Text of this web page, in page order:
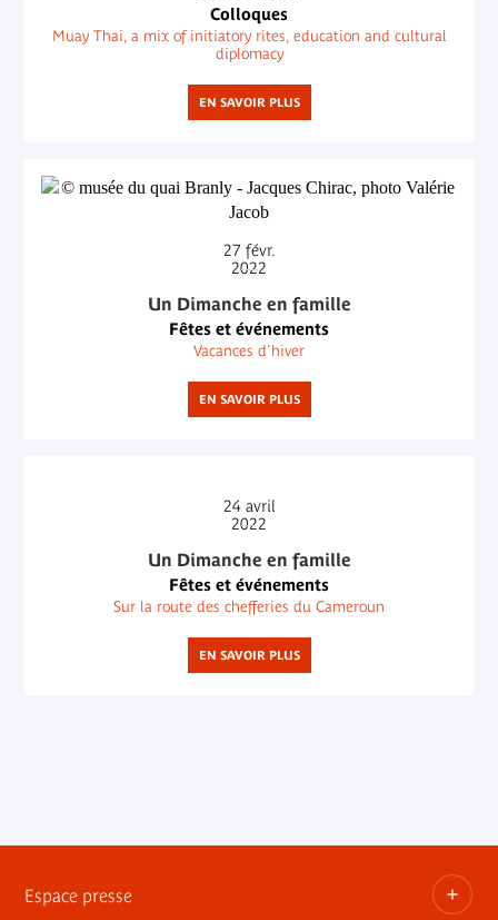
Colloques
Muay Thai, a mix of initiatory rites, education and cultural
diplomacy
EN SAVOIR PLUS
27 févr.
2022
Un Dimanche en famille
Fêtes et événements
Vacances d'hiver
EN SAVOIR PLUS
24avril
2022
Un Dimanche en famille
Fêtes et événements
Sur la route des chefferies du Cameroun
EN SAVOIR PLUS
Espace presse